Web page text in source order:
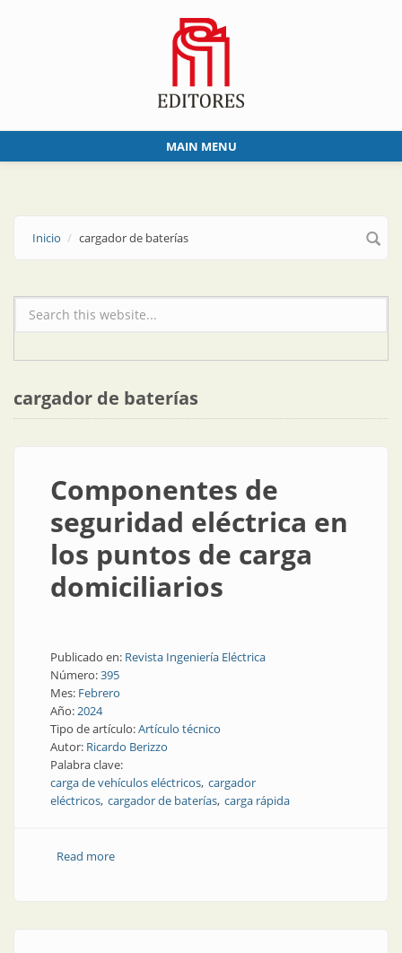
MAIN MENU
Inicio cargador de baterías
Formulario de búsqueda
cargador de baterías
Componentes de
seguridad eléctrica en
los puntos de carga
domiciliarios
Publicado en: Revista Ingeniería Eléctrica
Número:395
Mes: Febrero
Año:2024
Tipo de artículo:Artículo técnico
Autor: Ricardo Berizzo
Palabra clave:
carga de vehículos eléctricos cargador
eléctricos cargador de baterías carga rápida
Read moreabout Componentes de seguridad eléctrica en los